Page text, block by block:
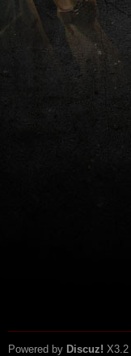
Powered by Discuz! X3.2